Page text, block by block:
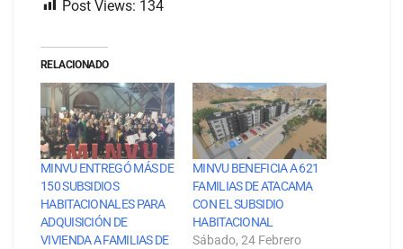
Post Views: 134
RELACIONADO
MINVU ENTREGÓ MÁS DE
150 SUBSIDIOS
HABITACIONALES PARA
ADQUISICIÓN DE
VIVIENDA A FAMILIAS DE
MINVU BENEFICIA A 621
FAMILIAS DE ATACAMA
CON EL SUBSIDIO
HABITACIONAL
Sábado, 24 Febrero